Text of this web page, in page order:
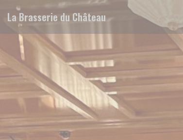
Personalizing your cookie choices
La Brasserie du Château